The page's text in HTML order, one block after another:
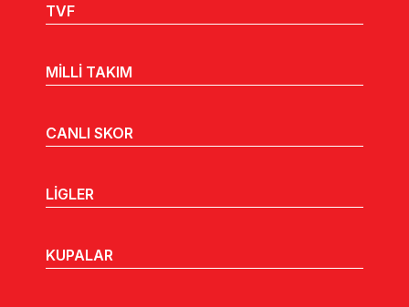
TVF
MİLLİ TAKIM
CANLI SKOR
LİGLER
KUPALAR